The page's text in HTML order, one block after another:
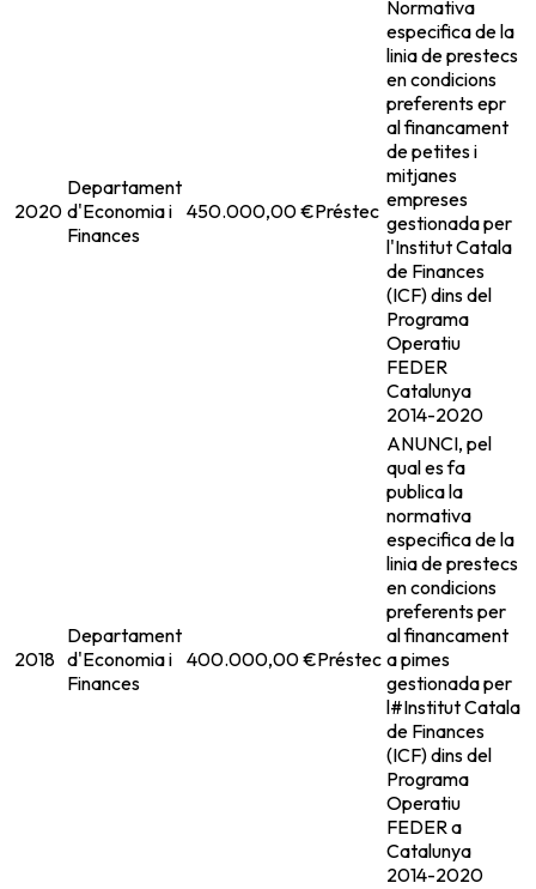
2020
Departament
d'Economia i
Finances
450.000,00 €Préstec
Normativa
especifica de la
linia de prestecs
en condicions
preferents epr
al financament
de petites i
mitjanes
empreses
gestionada per
l'Institut Catala
de Finances
(ICF) dins del
Programa
Operatiu
FEDER
Catalunya
2014-2020
2018
Departament
d'Economia i
Finances
400.000,00 €Préstec
ANUNCI, pel
qual es fa
publica la
normativa
especifica de la
linia de prestecs
en condicions
preferents per
al financament
a pimes
gestionada per
l#Institut Catala
de Finances
(ICF) dins del
Programa
Operatiu
FEDER a
Catalunya
2014-2020